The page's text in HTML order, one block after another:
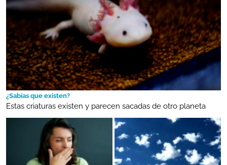
¿Sabías que existen?
Estas criaturas existen y parecen sacadas de otro planeta